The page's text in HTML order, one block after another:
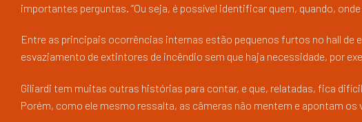
importantes perguntas. “Ou seja, é possível identificar quem, quando,
Entre as principais ocorrências internas estão pequenos furtos no hall de
esvaziamento de extintores de incêndio sem que haja necessidade, por
Giliardi tem muitas outras histórias para contar, e que, relatadas, fica
Porém, como ele mesmo ressalta, as câmeras não mentem e apontam